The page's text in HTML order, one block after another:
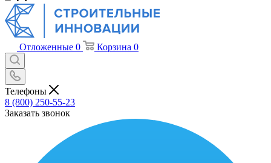
Отложенные 0 Корзина 0
Телефоны
8 (800) 250-55-23
Заказать звонок